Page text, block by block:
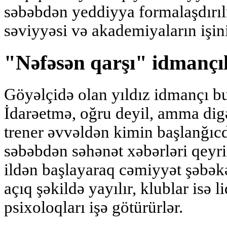
səbəbdən yeddiyya
səviyyəsi və akademiyaların
"Nəfəsən qarşı"
Göyəlçidə olan yıldız idmançı
İdarəetmə, oğru deyil, amma
trener əvvəldən kimin
səbəbdən səhənət xəbərləri
ildən başlayaraq cəmiyyət
açıq şəkildə yayılır, klublar isə
psixoloqları işə götürürlər.